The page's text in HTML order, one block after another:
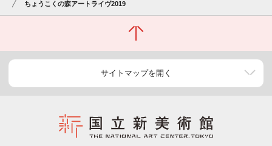
ちょうこくの森アートライヴ2019
サイトマップを開く